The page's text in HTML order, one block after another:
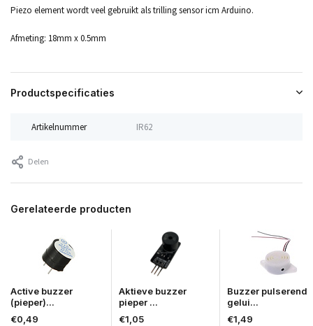
Piezo element wordt veel gebruikt als trilling sensor icm Arduino.
Afmeting: 18mm x 0.5mm
Productspecificaties
Artikelnummer IR62
Delen
Gerelateerde producten
Active buzzer
(pieper)...
€0,49
Aktieve buzzer
pieper ...
€1,05
Buzzer pulserend
gelui...
€1,49